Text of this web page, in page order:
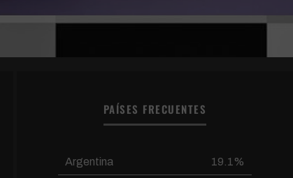
PAÍSES FRECUENTES
Argentina 19.1%